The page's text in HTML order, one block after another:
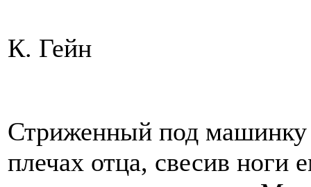
К. Гейн
Стриженный под машинку
плечах отца, свесив ноги